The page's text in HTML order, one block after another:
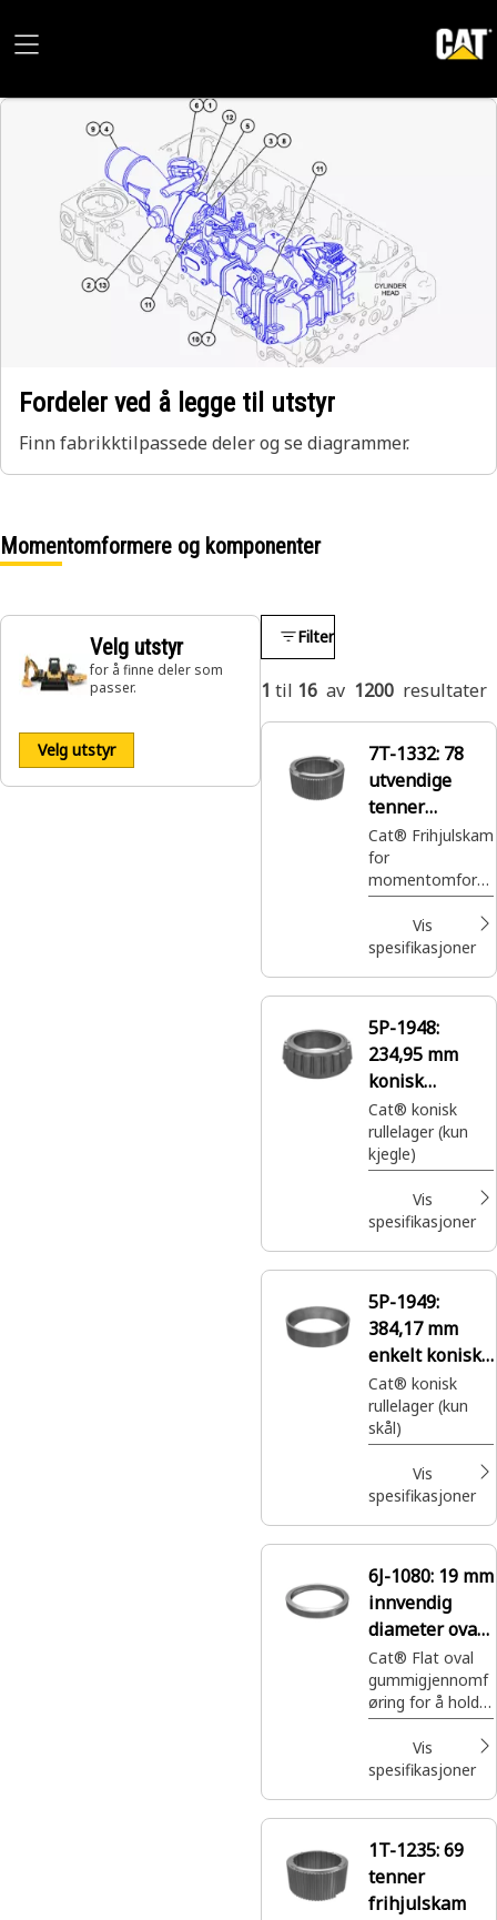
Fordeler ved å legge til utstyr
Finn fabrikktilpassede deler og se diagrammer.
Momentomformere og komponenter
Velg utstyr
for å finne deler som
passer.
Velg utstyr
Filter
1 til 16 av 1200 resultater
7T-1332: 78
utvendige
tenner
frihjulskam
Cat® Frihjulskam
for
momentomform
er gir presis
innkobling og
frakobling av
eren
Vis
spesifikasjoner
5P-1948:
234,95 mm
konisk
rullelager med
kjegle
Cat® konisk
rullelager (kun
kjegle)
Vis
spesifikasjoner
5P-1949:
384,17 mm
enkelt konisk
lagerskål
Cat® konisk
rullelager (kun
skål)
Vis
spesifikasjoner
6J-1080: 19 mm
innvendig
diameter oval
gummigjenno
mføring
Cat® Flat oval
gummigjennomf
øring for å holde
hydraulikktanker
og oljefiltre
Vis
spesifikasjoner
1T-1235:69
tenner
frihjulskam